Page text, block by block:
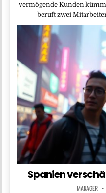
vermögende Kunden
beruft zwei
Spanien
MANAGER